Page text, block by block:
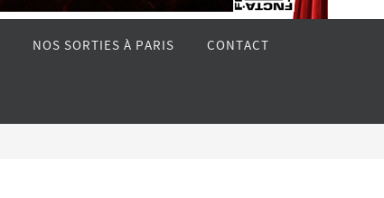
NOS SORTIES À PARIS CONTACT